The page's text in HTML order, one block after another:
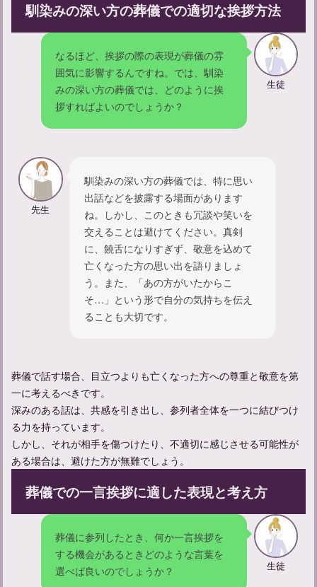
【会葬の御礼】返礼品選びガイド：失礼のない選び方とポイント
告別式での適切な挨拶のポイントと具体的なフレーズ
馴染みの深い方の葬儀での適切な挨拶方法
なるほど、挨拶の際の表現が葬儀の雰
囲気に影響するんですね。では、馴染
みの深い方の葬儀では、どのように挨
拶すればよいのでしょうか？
生徒
先生
馴染みの深い方の葬儀では、特に思い
出話などを披露する場面があります
ね。しかし、このときも冗談や笑いを
交えることは避けてください。真剣
に、饒舌になりすぎず、敬意を込めて
亡くなった方の思い出を語りましょ
う。また、「あの方がいたからこ
そ…」という形で自分の気持ちを伝え
ることも大切です。
葬儀で話す場合、目立つよりも亡くなった方への尊重と敬意を第
一に考えるべきです。
深みのある話は、共感を引き出し、参列者全体を一つに結びつけ
る力を持っています。
しかし、それが相手を傷つけたり、不適切に感じさせる可能性が
ある場合は、避けた方が無難でしょう。
葬儀での一言挨拶に適した表現と考え方
葬儀に参列したとき、何か一言挨拶を
する機会があるときどのような言葉を
選べば良いのでしょうか？
生徒